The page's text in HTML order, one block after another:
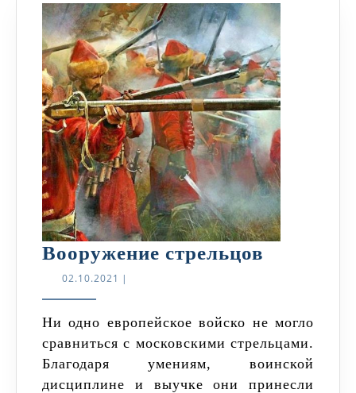
Вооружение стрельцов
02.10.2021 02.10.2021
|
Ни одно европейское войско не могло
сравниться с московскими стрельцами.
Благодаря умениям, воинской
дисциплине и выучке они принесли